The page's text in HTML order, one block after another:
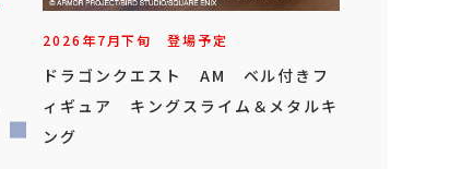
2026年7月下旬 登場予定
ドラゴンクエスト AM ベル付きフ
ィギュア キングスライム＆メタルキ
ング